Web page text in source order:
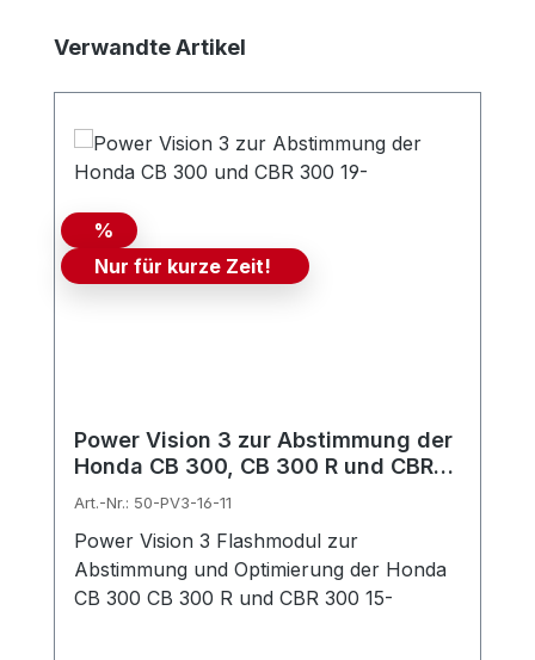
Produktgalerie überspringen
Verwandte Artikel
%
Nur für kurze Zeit!
Power Vision 3 zur Abstimmung der
Honda CB 300, CB 300 R und CBR
300 2015-
Art.-Nr.: 50-PV3-16-11
Power Vision 3 Flashmodul zur
Abstimmung und Optimierung der Honda
CB 300 CB 300 R und CBR 300 15-